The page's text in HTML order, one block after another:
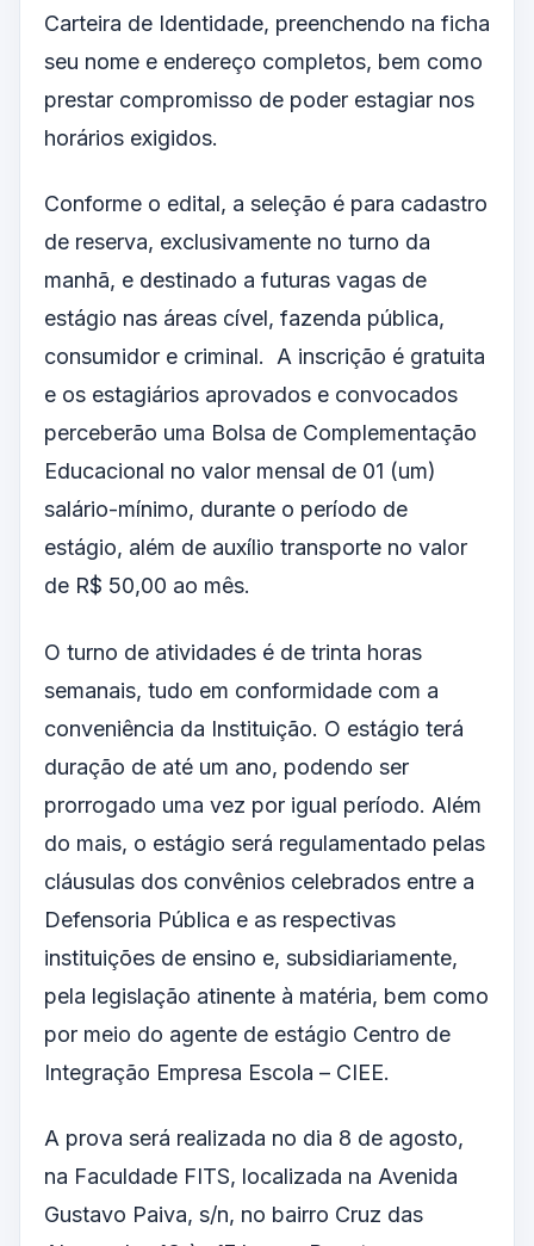
Carteira de Identidade, preenchendo na ficha
seu nome e endereço completos, bem como
prestar compromisso de poder estagiar nos
horários exigidos.
Conforme o edital, a seleção é para cadastro
de reserva, exclusivamente no turno da
manhã, e destinado a futuras vagas de
estágio nas áreas cível, fazenda pública,
consumidor e criminal. A inscrição é gratuita
e os estagiários aprovados e convocados
perceberão uma Bolsa de Complementação
Educacional no valor mensal de 01 (um)
salário-mínimo, durante o período de
estágio, além de auxílio transporte no valor
de R$ 50,00 ao mês.
O turno de atividades é de trinta horas
semanais, tudo em conformidade com a
conveniência da Instituição. O estágio terá
duração de até um ano, podendo ser
prorrogado uma vez por igual período. Além
do mais, o estágio será regulamentado pelas
cláusulas dos convênios celebrados entre a
Defensoria Pública e as respectivas
instituições de ensino e, subsidiariamente,
pela legislação atinente à matéria, bem como
por meio do agente de estágio Centro de
Integração Empresa Escola – CIEE.
A prova será realizada no dia 8 de agosto,
na Faculdade FITS, localizada na Avenida
Gustavo Paiva, s/n, no bairro Cruz das